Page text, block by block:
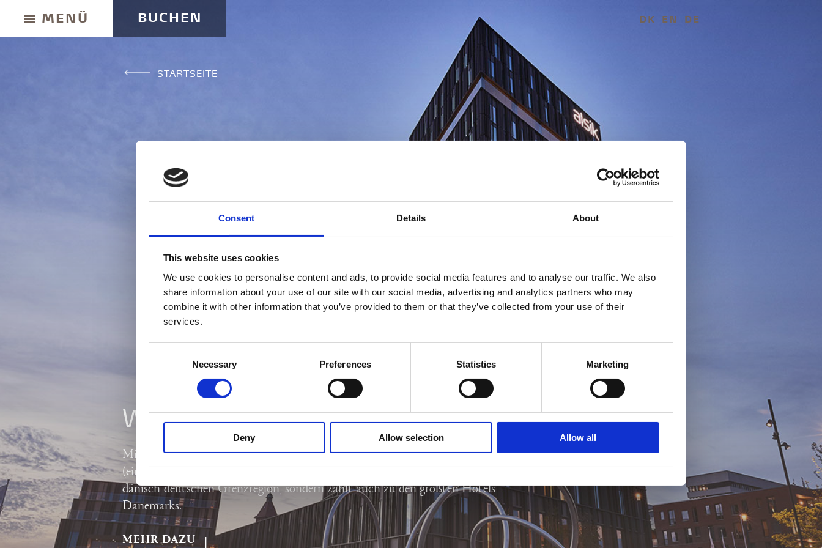
Consent Details About
This website uses cookies
We use cookies to personalise content and ads, to provide social media features and to analyse our traffic. We also
share information about your use of our site with our social media, advertising and analytics partners who may
combine it with other information that you’ve provided to them or that they’ve collected from your use of their
services.
Necessary Preferences Statistics Marketing
Deny Allow selection Allow all
MENÜ BUCHEN DK EN DE
STARTSEITE
WISSENSWERTES ZUM ALSIK
Mit seinen 24.800 Quadratmetern, 70 Metern Höhe und 19 Etagen
(einschließlich Erdgeschoss) ist das Alsik nicht nur das größte Hotel in der
dänisch-deutschen Grenzregion, sondern zählt auch zu den größten Hotels
Dänemarks.
MEHR DAZU
ANFAHRT UND KONTAKT